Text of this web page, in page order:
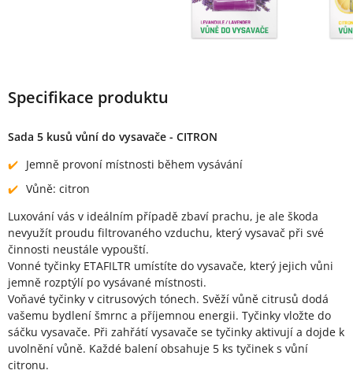
Specifikace produktu
Sada 5 kusů vůní do vysavače - CITRON
Jemně provoní místnosti během vysávání
Vůně: citron
Luxování vás v ideálním případě zbaví prachu, je ale škoda
nevyužít proudu filtrovaného vzduchu, který vysavač při své
činnosti neustále vypouští.
Vonné tyčinky ETAFILTR umístíte do vysavače, který jejich vůni
jemně rozptýlí po vysávané místnosti.
Voňavé tyčinky v citrusových tónech. Svěží vůně citrusů dodá
vašemu bydlení šmrnc a příjemnou energii. Tyčinky vložte do
sáčku vysavače. Při zahřátí vysavače se tyčinky aktivují a dojde k
uvolnění vůně. Každé balení obsahuje 5 ks tyčinek s vůní
citronu.